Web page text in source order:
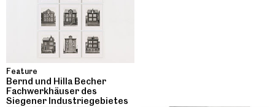
Feature
Bernd und Hilla Becher
Fachwerkhäuser des
Siegener Industriegebietes